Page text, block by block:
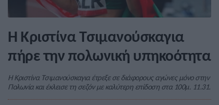
Η Κριστίνα Τσιμανούσκαγια
πήρε την πολωνική υπηκοότητα
Η Κριστίνα Τσιμανούσκαγια έτρεξε σε διάφορους αγώνες μόνο στην
Πολωνία και έκλεισε τη σεζόν με καλύτερη επίδοση στα 100μ. 11.31.